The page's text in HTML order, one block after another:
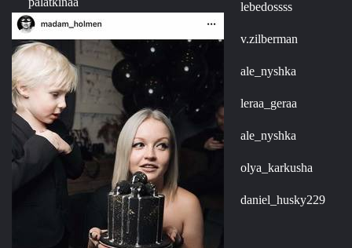
lebedossss
v.zilberman
ale_nyshka
leraa_geraa
ale_nyshka
olya_karkusha
daniel_husky229